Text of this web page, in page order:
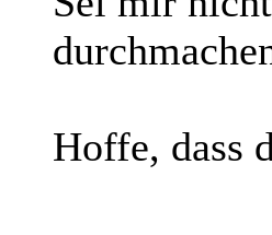
Hoffe, dass